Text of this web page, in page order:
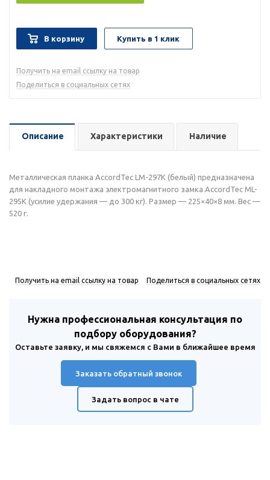
В корзину Купить в 1 клик
Получить на email ссылку на товар
Поделиться в социальных сетях
Описание Характеристики Наличие
Металлическая планка AccordTec LM-297K (белый) предназначена
для накладного монтажа электромагнитного замка AccordTec ML-
295K (усилие удержания — до 300 кг). Размер — 225×40×8 мм. Вес —
520 г.
Получить на email ссылку на товар Поделиться в социальных сетях
Нужна профессиональная консультация по
подбору оборудования?
Оставьте заявку, и мы свяжемся с Вами в ближайшее время
Заказать обратный звонок
Задать вопрос в чате